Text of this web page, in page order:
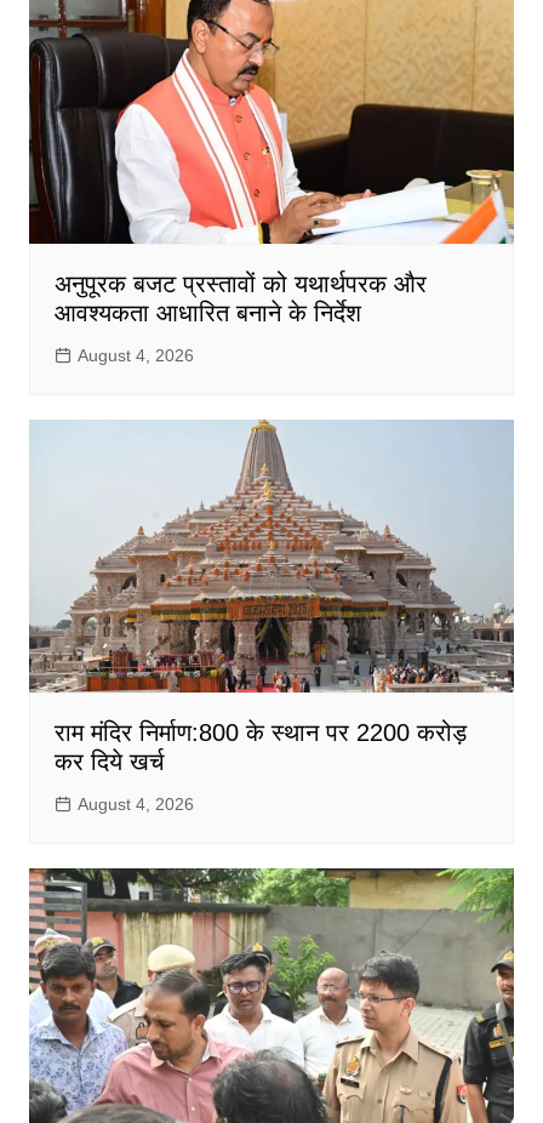
अनुपूरक बजट प्रस्तावों को यथार्थपरक और
आवश्यकता आधारित बनाने के निर्देश
August 4, 2026
राम मंदिर निर्माण:800 के स्थान पर 2200 करोड़
कर दिये खर्च
August 4, 2026